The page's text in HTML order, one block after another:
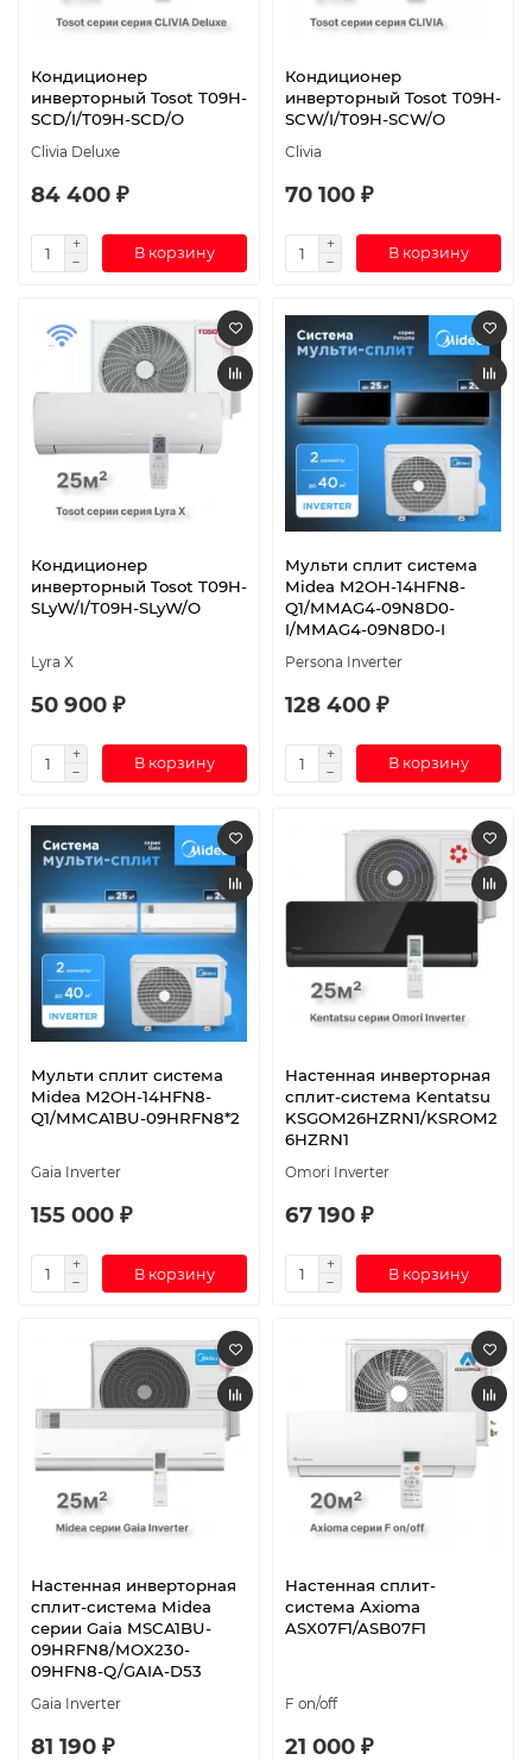
Кондиционер
инверторный Tosot T09H-
SCD/I/T09H-SCD/O
Clivia Deluxe
84 400 ₽
В корзину
Кондиционер
инверторный Tosot T09H-
SCW/I/T09H-SCW/O
Clivia
70 100 ₽
В корзину
Кондиционер
инверторный Tosot T09H-
SLyW/I/T09H-SLyW/O
Lyra X
50 900 ₽
В корзину
Мульти сплит система
Midea M2OH-14HFN8-
Q1/MMAG4-09N8D0-
I/MMAG4-09N8D0-I
Persona Inverter
128 400 ₽
В корзину
Мульти сплит система
Midea M2OH-14HFN8-
Q1/MMCA1BU-09HRFN8*2
Gaia Inverter
155 000 ₽
В корзину
Настенная инверторная
сплит-система Kentatsu
KSGOM26HZRN1/KSROM2
6HZRN1
Omori Inverter
67 190 ₽
В корзину
Настенная инверторная
сплит-система Midea
серии Gaia MSCA1BU-
09HRFN8/MOX230-
09HFN8-Q/GAIA-D53
Gaia Inverter
81 190 ₽
Настенная сплит-
система Axioma
ASX07F1/ASB07F1
F on/off
21 000 ₽